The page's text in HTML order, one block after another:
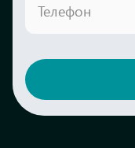
Телефон